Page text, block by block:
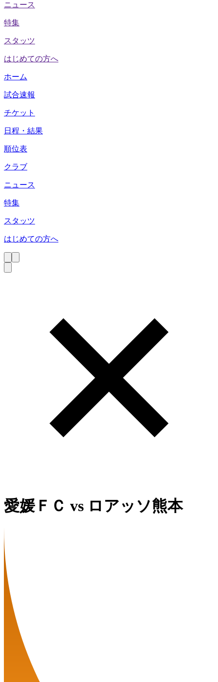
ニュース
特集
スタッツ
はじめての方へ
ホーム
試合速報
チケット
日程・結果
順位表
クラブ
ニュース
特集
スタッツ
はじめての方へ
愛媛ＦＣ vs ロアッソ熊本